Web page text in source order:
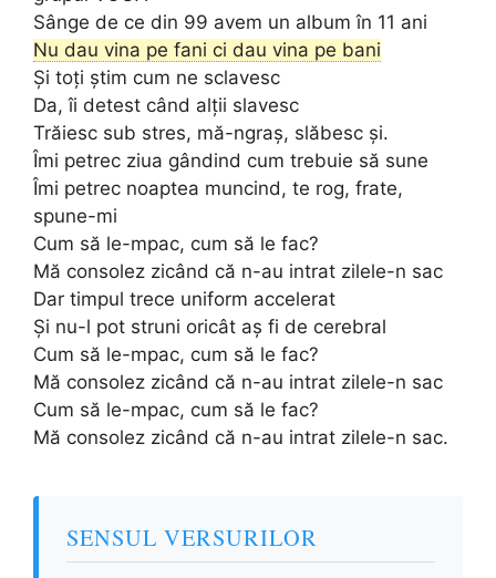
Sânge de ce din 99 avem un album în 11 ani
Nu dau vina pe fani ci dau vina pe bani
Și toți știm cum ne sclavesc
Da, îi detest când alții slavesc
Trăiesc sub stres, mă-ngraș, slăbesc și.
Îmi petrec ziua gândind cum trebuie să sune
Îmi petrec noaptea muncind, te rog, frate,
spune-mi
Cum să le-mpac, cum să le fac?
Mă consolez zicând că n-au intrat zilele-n sac
Dar timpul trece uniform accelerat
Și nu-l pot struni oricât aș fi de cerebral
Cum să le-mpac, cum să le fac?
Mă consolez zicând că n-au intrat zilele-n sac
Cum să le-mpac, cum să le fac?
Mă consolez zicând că n-au intrat zilele-n sac.
SENSUL VERSURILOR